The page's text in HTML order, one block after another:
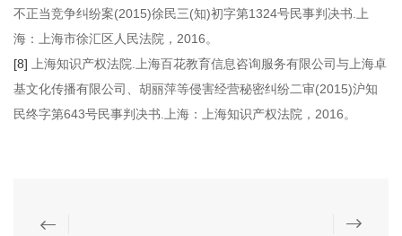
不正当竞争纠纷案(2015)徐民三(知)初字第1324号民事判决书.上
海：上海市徐汇区人民法院，2016。
[8]
上海知识产权法院.上海百花教育信息咨询服务有限公司与上海卓
基文化传播有限公司、胡丽萍等侵害经营秘密纠纷二审(2015)沪知
民终字第643号民事判决书.上海：上海知识产权法院，2016。